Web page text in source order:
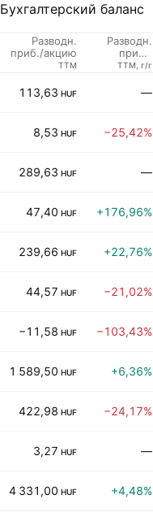
Бухгалтерский баланс
Разводн.
приб./акцию
TTM
Разводн.
приб./
акцию,
TTM, г/г
113,63 HUF —
8,53 HUF −25,42%
289,63 HUF —
47,40 HUF +176,96%
239,66 HUF +22,76%
44,57 HUF −21,02%
−11,58 HUF −103,43%
1 589,50 HUF +6,36%
422,98 HUF −24,17%
3,27 HUF —
4 331,00 HUF +4,48%